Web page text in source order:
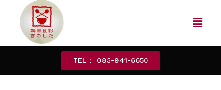
TEL： 083-941-6650